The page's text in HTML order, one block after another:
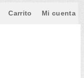
Carrito Mi cuenta